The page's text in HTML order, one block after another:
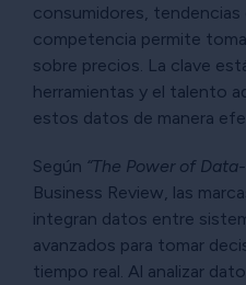
consumidores, tendencias
competencia permite
sobre precios. La clave
herramientas y el talento
estos datos de manera
Según “The Power of
Business Review, las
integran datos entre
avanzados para tomar
tiempo real. Al analizar